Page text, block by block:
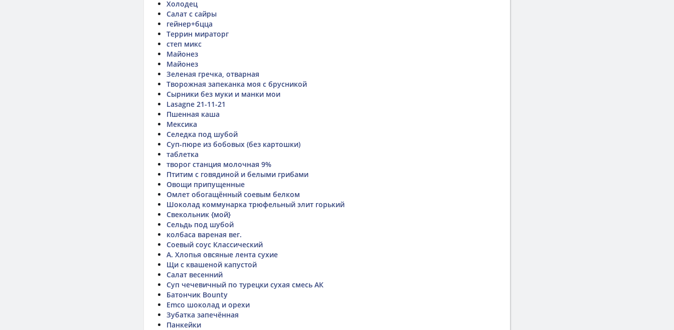
Холодец
Салат с сайры
гейнер+бцца
Террин мираторг
степ микс
Майонез
Майонез
Зеленая гречка, отварная
Творожная запеканка моя с брусникой
Сырники без муки и манки мои
Lasagne 21-11-21
Пшенная каша
Мексика
Селедка под шубой
Суп-пюре из бобовых (без картошки)
таблетка
творог станция молочная 9%
Птитим с говядиной и белыми грибами
Овощи припущенные
Омлет обогащённый соевым белком
Шоколад коммунарка трюфельный элит горький
Свекольник {мой}
Сельдь под шубой
колбаса вареная вег.
Соевый соус Классический
А. Хлопья овсяные лента сухие
Щи с квашеной капустой
Салат весенний
Суп чечевичный по турецки сухая смесь АК
Батончик Bounty
Emco шоколад и орехи
Зубатка запечённая
Панкейки